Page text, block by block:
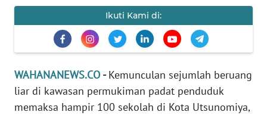
Ikuti Kami di:
WAHANANEWS.CO -Kemunculan sejumlah beruang
liar di kawasan permukiman padat penduduk
memaksa hampir 100 sekolah di Kota Utsunomiya,
EDITORIAL
INDEKS
BERITA